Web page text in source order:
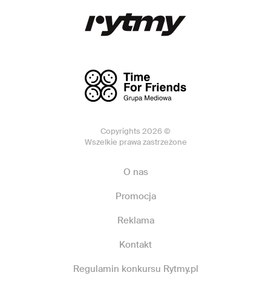
Copyrights 2026 ©
Wszelkie prawa zastrzeżone
O nas
Promocja
Reklama
Kontakt
Regulamin konkursu Rytmy.pl